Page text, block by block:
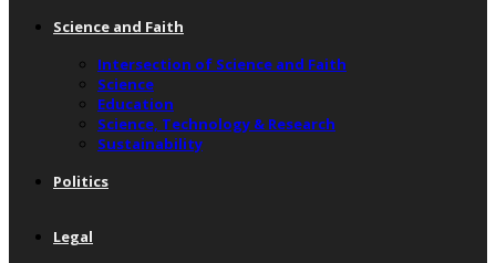
Science and Faith
Intersection of Science and Faith
Science
Education
Science, Technology & Research
Sustainability
Politics
Legal